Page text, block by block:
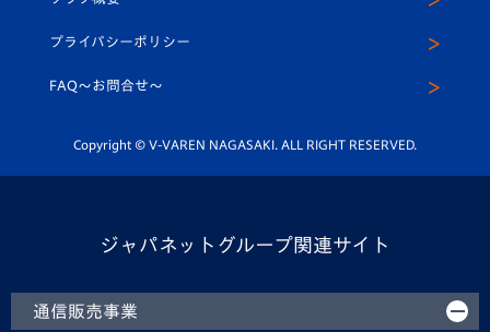
平和祈念活動
ホームタウン活動
スクール
公式LINE＠
プライバシーポリシー
FAQ〜お問合せ〜
Copyright © V-VAREN NAGASAKI. ALL RIGHT RESERVED.
ジャパネットグループ関連サイト
通信販売事業